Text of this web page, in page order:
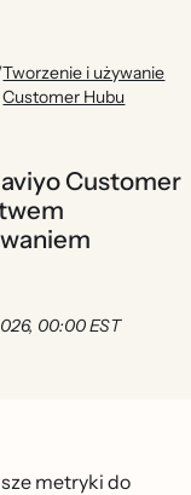
Tworzenie i używanie
Customer Hubu
Customer
00:00 EST
metryki do